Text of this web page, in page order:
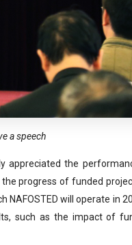
a speech
appreciated the
the progress of funded
will operate in
such as the impact of